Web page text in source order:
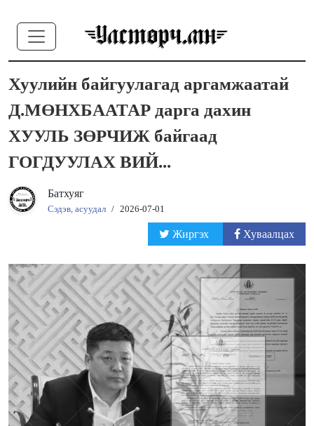
Хуулийн байгуулагад аргамжаатай
Д.МӨНХБААТАР дарга дахин
ХУУЛЬ ЗӨРЧИЖ байгаад
ГОГДУУЛАХ ВИЙ...
Батхуяг
Сэдэв, асуудал / 2026-07-01
Жиргэх Хуваалцах